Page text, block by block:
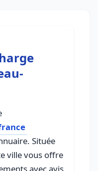
Située
ville vous offre